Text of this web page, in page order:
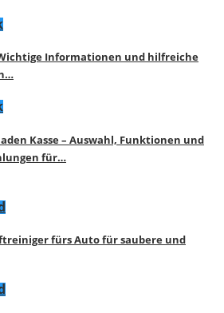
Informationen und hilfreiche
Kasse – Auswahl, Funktionen und
für…
fürs Auto für saubere und